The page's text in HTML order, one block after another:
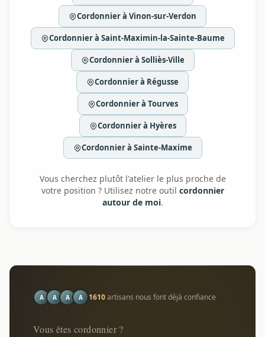
Cordonnier à Vinon-sur-Verdon
Cordonnier à Saint-Maximin-la-Sainte-Baume
Cordonnier à Solliès-Ville
Cordonnier à Régusse
Cordonnier à Tourves
Cordonnier à Hyères
Cordonnier à Sainte-Maxime
Vous cherchez plutôt l'atelier le plus proche de
votre position ? Utilisez notre outil cordonnier
autour de moi.
A A A A 1610artisans nous font déjà confiance
Vous êtes cordonnier ?